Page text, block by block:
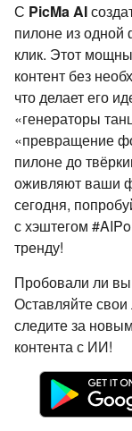
С PicMa AI
пилоне из одной
клик. Этот
контент без
что делает его
«генераторы
«превращение
пилоне до
оживляют ваши
сегодня,
с хэштегом
тренду!
Пробовали ли
Оставляйте
следите за
контента с ИИ!